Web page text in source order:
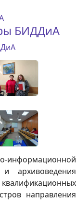
БИДДиА
и архивоведения
направления